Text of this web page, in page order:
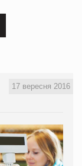
17 вересня 2016